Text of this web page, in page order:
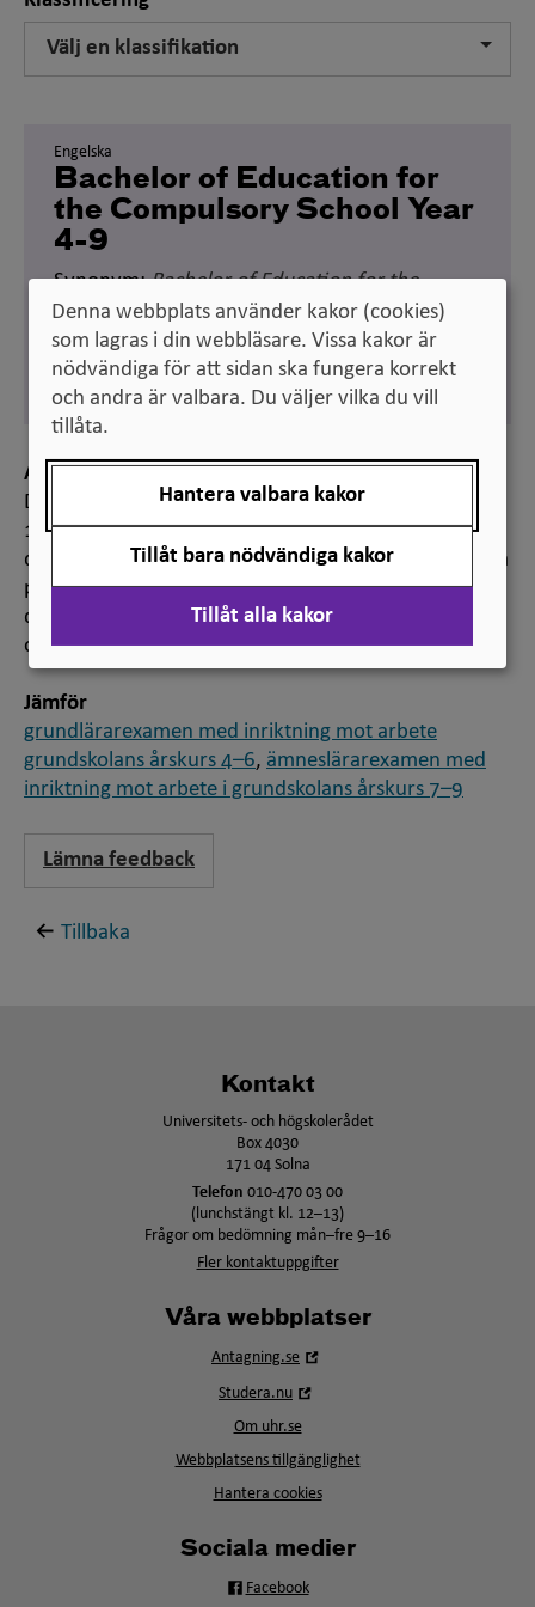
Välj en klassifikation
Engelska
Bachelor of Education for
the Compulsory School Year
4-9
Synonym:Bachelor of Education for the
Secondary School
grundskollärarexamen 4-9
Anmärkning
Denna examen finns inte i examensordningen sedan
1 januari 2007, och högskoleutbildning som leder till
denna examen kommer därmed inte längre att kunna
påbörjas. Den engelska översättningen här är
därmed att betrakta som ett förslag och inte en
officiell översättning.
Jämför
grundlärarexamen med inriktning mot arbete
grundskolans årskurs 4–6, ämneslärarexamen med
inriktning mot arbete i grundskolans årskurs 7–9
Lämna feedback
Tillbaka
Kontakt
Universitets- och högskolerådet
Box 4030
171 04 Solna
Telefon 010-470 03 00
(lunchstängt kl. 12–13)
Frågor om bedömning mån–fre 9–16
Fler kontaktuppgifter
Våra webbplatser
Antagning.se
Studera.nu
fönster
Om uhr.se
Webbplatsens tillgänglighet
Hantera cookies
Sociala medier
Facebook
Denna webbplats använder kakor (cookies)
som lagras i din webbläsare. Vissa kakor är
nödvändiga för att sidan ska fungera korrekt
och andra är valbara. Du väljer vilka du vill
tillåta.
Hantera valbara kakor
Tillåt bara nödvändiga kakor
Tillåt alla kakor